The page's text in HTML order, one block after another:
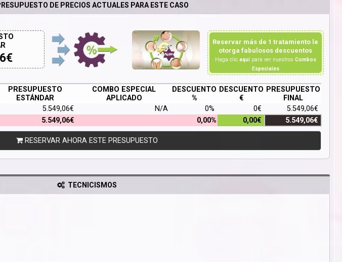
DE PRECIOS ACTUALES PARA ESTE CASO
€
Reservar más de 1 tratamiento le
otorga fabulosos descuentos
Haga clic aquípara ver nuestros Combos
Especiales
PRESUPUESTO
ESTÁNDAR
COMBO ESPECIAL
APLICADO
DESCUENTO
%
DESCUENTO
€
PRESUPUESTO
FINAL
5.549,06€ N/A 0% 0€
5.549,06€
5.549,06€ 0,00% 0,00€ 5.549,06€
RESERVAR AHORA ESTE PRESUPUESTO
TECNICISMOS